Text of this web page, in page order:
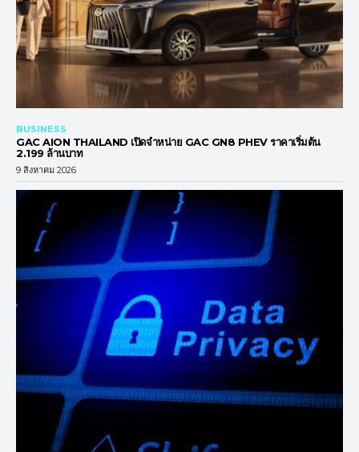
BUSINESS
GAC AION THAILAND เปิดจำหน่าย GAC GN8 PHEV ราคาเริ่มต้น
2.199 ล้านบาท
9 สิงหาคม 2026